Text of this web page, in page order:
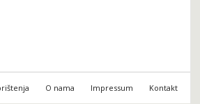
O nama Impressum Kontakt